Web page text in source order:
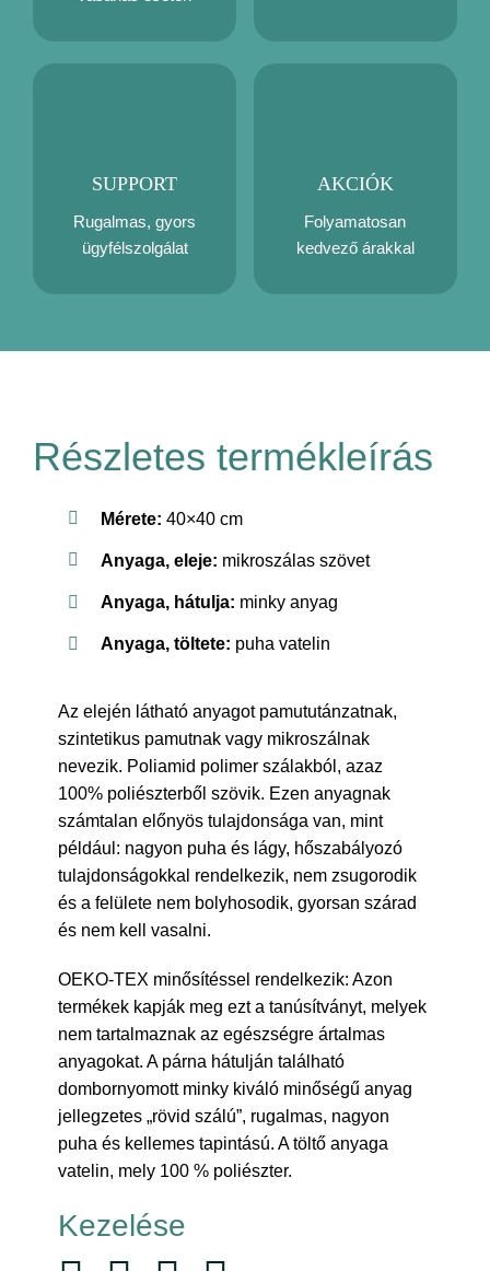
SUPPORT
Rugalmas, gyors
ügyfélszolgálat
AKCIÓK
Folyamatosan
kedvező árakkal
Részletes termékleírás
Mérete: 40×40 cm
Anyaga, eleje: mikroszálas szövet
Anyaga, hátulja: minky anyag
Anyaga, töltete: puha vatelin
Az elején látható anyagot pamututánzatnak,
szintetikus pamutnak vagy mikroszálnak
nevezik. Poliamid polimer szálakból, azaz
100% poliészterből szövik. Ezen anyagnak
számtalan előnyös tulajdonsága van, mint
például: nagyon puha és lágy, hőszabályozó
tulajdonságokkal rendelkezik, nem zsugorodik
és a felülete nem bolyhosodik, gyorsan szárad
és nem kell vasalni.
OEKO-TEX minősítéssel rendelkezik: Azon
termékek kapják meg ezt a tanúsítványt, melyek
nem tartalmaznak az egészségre ártalmas
anyagokat. A párna hátulján található
dombornyomott minky kiváló minőségű anyag
jellegzetes „rövid szálú”, rugalmas, nagyon
puha és kellemes tapintású. A töltő anyaga
vatelin, mely 100 % poliészter.
Kezelése